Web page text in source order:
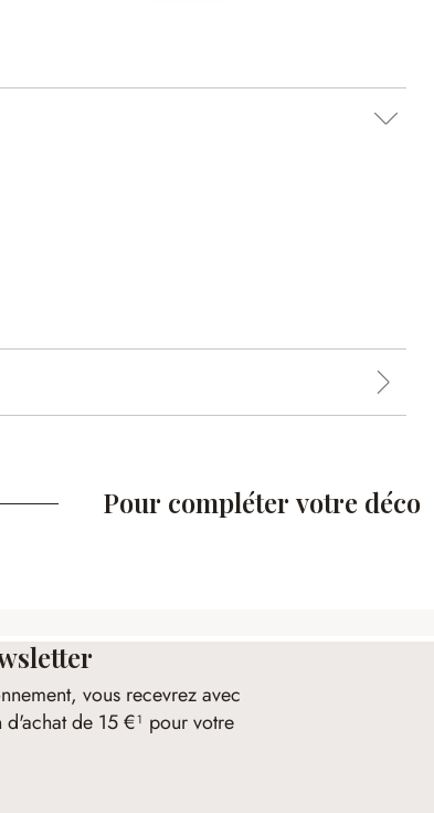
Pour compléter votre déco
vous recevrez avec
de 15 €¹ pour votre